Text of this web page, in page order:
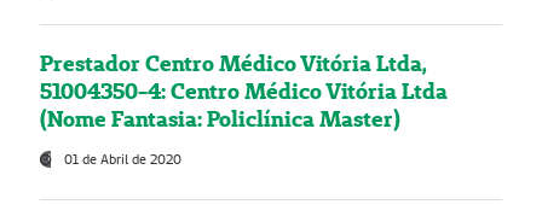
Prestador Centro Médico Vitória Ltda,
51004350-4: Centro Médico Vitória Ltda
(Nome Fantasia: Policlínica Master)
01 de Abril de 2020